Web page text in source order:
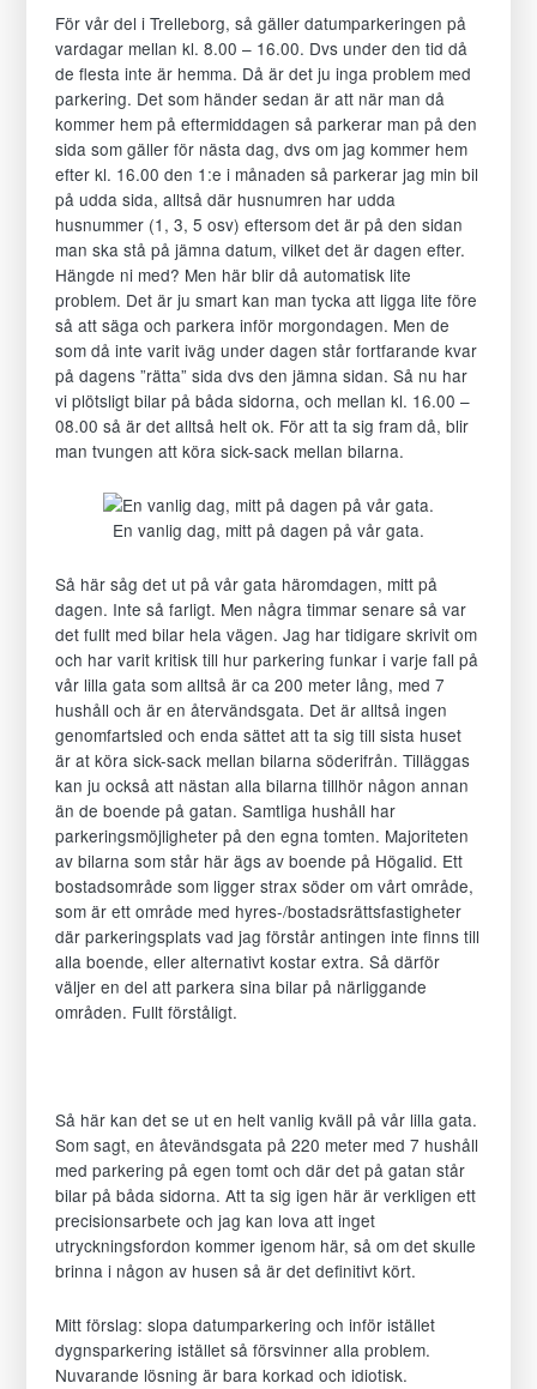
För vår del i Trelleborg, så gäller datumparkeringen på
vardagar mellan kl. 8.00 – 16.00. Dvs under den tid då
de flesta inte är hemma. Då är det ju inga problem med
parkering. Det som händer sedan är att när man då
kommer hem på eftermiddagen så parkerar man på den
sida som gäller för nästa dag, dvs om jag kommer hem
efter kl. 16.00 den 1:e i månaden så parkerar jag min bil
på udda sida, alltså där husnumren har udda
husnummer (1, 3, 5 osv) eftersom det är på den sidan
man ska stå på jämna datum, vilket det är dagen efter.
Hängde ni med? Men här blir då automatisk lite
problem. Det är ju smart kan man tycka att ligga lite före
så att säga och parkera inför morgondagen. Men de
som då inte varit iväg under dagen står fortfarande kvar
på dagens ”rätta” sida dvs den jämna sidan. Så nu har
vi plötsligt bilar på båda sidorna, och mellan kl. 16.00 –
08.00 så är det alltså helt ok. För att ta sig fram då, blir
man tvungen att köra sick-sack mellan bilarna.
En vanlig dag, mitt på dagen på vår gata.
Så här såg det ut på vår gata häromdagen, mitt på
dagen. Inte så farligt. Men några timmar senare så var
det fullt med bilar hela vägen. Jag har tidigare skrivit om
och har varit kritisk till hur parkering funkar i varje fall på
vår lilla gata som alltså är ca 200 meter lång, med 7
hushåll och är en återvändsgata. Det är alltså ingen
genomfartsled och enda sättet att ta sig till sista huset
är at köra sick-sack mellan bilarna söderifrån. Tilläggas
kan ju också att nästan alla bilarna tillhör någon annan
än de boende på gatan. Samtliga hushåll har
parkeringsmöjligheter på den egna tomten. Majoriteten
av bilarna som står här ägs av boende på Högalid. Ett
bostadsområde som ligger strax söder om vårt område,
som är ett område med hyres-/bostadsrättsfastigheter
där parkeringsplats vad jag förstår antingen inte finns till
alla boende, eller alternativt kostar extra. Så därför
väljer en del att parkera sina bilar på närliggande
områden. Fullt förståligt.
Så här kan det se ut en helt vanlig kväll på vår lilla gata.
Som sagt, en åtevändsgata på 220 meter med 7 hushåll
med parkering på egen tomt och där det på gatan står
bilar på båda sidorna. Att ta sig igen här är verkligen ett
precisionsarbete och jag kan lova att inget
utryckningsfordon kommer igenom här, så om det skulle
brinna i någon av husen så är det definitivt kört.
Mitt förslag: slopa datumparkering och inför istället
dygnsparkering istället så försvinner alla problem.
Nuvarande lösning är bara korkad och idiotisk.
för
hemsidan
över
huvud
taget
ska
fungera.
Statistik
att
ska
förbättra
hemsidans
funktionalitet
uppbyggnad,
baserat
används.
Upplevelse
För
att
vår
hemsida
ska
prestera
så
bra
som
möjligt
under
ditt
besök.
Om
du
nekar
kommer
viss
funktionalitet
att
försvinna
från
hemsidan.
Genom
att
dela